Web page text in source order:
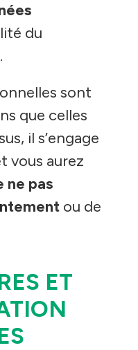
du
sont
que celles
il s’engage
vous aurez
ne pas
ou de
ET